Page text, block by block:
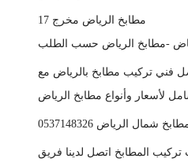
مطابخ الرياض مخرج 17
-مطابخ الرياض حسب الطلب
فني تركيب مطابخ بالرياض مع
لأسعار وأنواع مطابخ الرياض
شمال الرياض 0537148326
المطابخ اتصل لدينا فريق